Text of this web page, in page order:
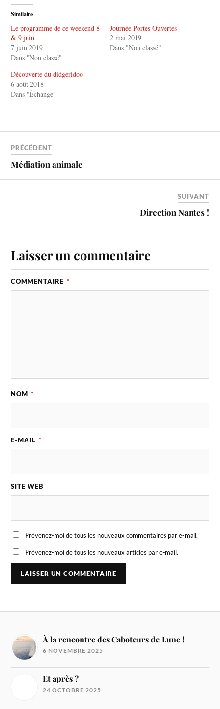
Similaire
Le programme de ce weekend 8
& 9 juin
7 juin 2019
Dans "Non classé"
Journée Portes Ouvertes
2 mai 2019
Dans "Non classé"
Découverte du didgeridoo
6 août 2018
Dans "Échange"
PRÉCÉDENT
Médiation animale
SUIVANT
Direction Nantes !
Laisser un commentaire
COMMENTAIRE *
NOM *
E-MAIL *
SITE WEB
Prévenez-moi de tous les nouveaux commentaires par e-mail.
Prévenez-moi de tous les nouveaux articles par e-mail.
À la rencontre des Caboteurs de Lune !
6 NOVEMBRE 2025
Et après ?
24 OCTOBRE 2025